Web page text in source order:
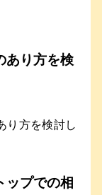
あり方を検
り方を検討し
ップでの相